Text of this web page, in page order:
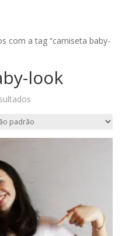
com a tag “camiseta baby-
look